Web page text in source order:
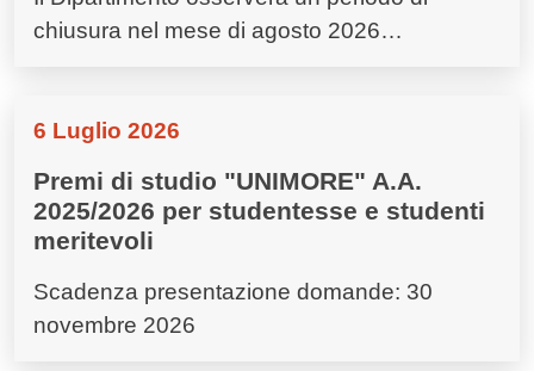
chiusura nel mese di agosto 2026…
6 Luglio 2026
Premi di studio "UNIMORE" A.A.
2025/2026 per studentesse e studenti
meritevoli
Scadenza presentazione domande: 30
novembre 2026